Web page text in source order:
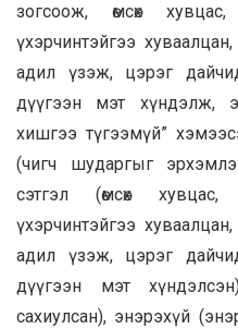
зогсоож, өмсөх
үхэрчинтэйгээ
адил үзэж, цэрэг
дүүгээн мэт хүндэлж,
хишгээ түгээмүй”
(чигч шударгыг эрхэмлэн
сэтгэл (өмсөх
үхэрчинтэйгээ
адил үзэж, цэрэг
дүүгээн мэт
сахиулсан), энэрэхүй